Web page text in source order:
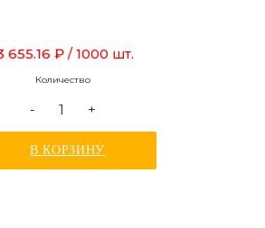
655.16 ₽ / 1000 шт.
Количество
- +
В КОРЗИНУ